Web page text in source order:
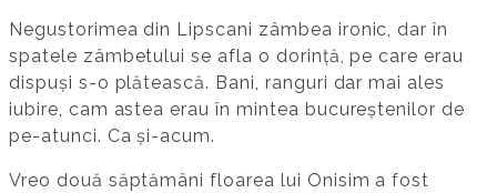
Negustorimea din Lipscani zâmbea ironic, dar în
spatele zâmbetului se afla o dorință, pe care erau
dispuși s-o plătească. Bani, ranguri dar mai ales
iubire, cam astea erau în mintea bucureștenilor de
pe-atunci. Ca și-acum.
Vreo două săptămâni floarea lui Onisim a fost